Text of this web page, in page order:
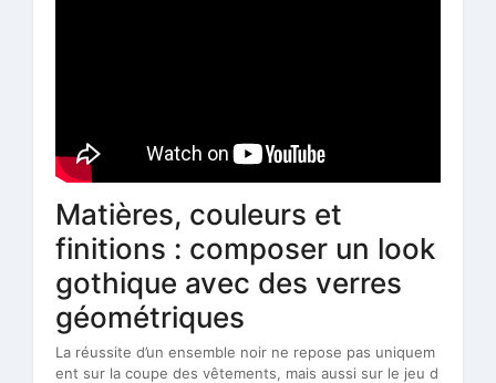
Matières, couleurs et
finitions : composer un look
gothique avec des verres
géométriques
La réussite d’un ensemble noir ne repose pas uniquem
ent sur la coupe des vêtements, mais aussi sur le jeu d